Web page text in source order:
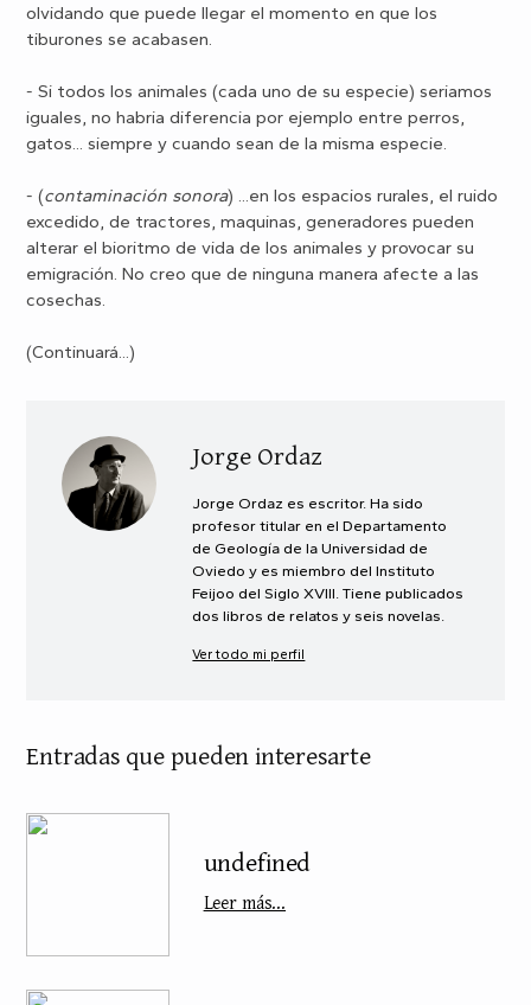
olvidando que puede llegar el momento en que los
tiburones se acabasen.
- Si todos los animales (cada uno de su especie) seriamos
iguales, no habria diferencia por ejemplo entre perros,
gatos... siempre y cuando sean de la misma especie.
- (contaminación sonora) ...en los espacios rurales, el ruido
excedido, de tractores, maquinas, generadores pueden
alterar el bioritmo de vida de los animales y provocar su
emigración. No creo que de ninguna manera afecte a las
cosechas.
(Continuará...)
Jorge Ordaz
Jorge Ordaz es escritor. Ha sido
profesor titular en el Departamento
de Geología de la Universidad de
Oviedo y es miembro del Instituto
Feijoo del Siglo XVIII. Tiene publicados
dos libros de relatos y seis novelas.
Ver todo mi perfil
Entradas que pueden interesarte
undefined
Leer más...